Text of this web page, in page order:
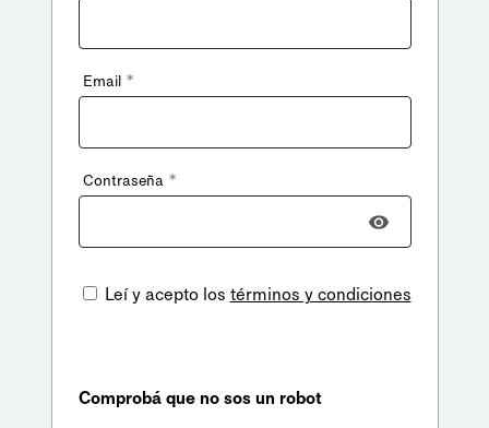
Email *
Contraseña *
Leí y acepto los términos y condiciones
Comprobá que no sos un robot